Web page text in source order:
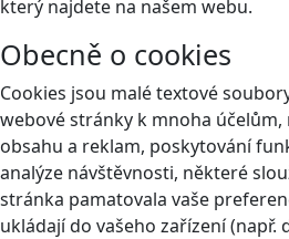
který najdete na našem webu.
Obecně o cookies
Cookies jsou malé textové
webové stránky k mnoha účelům,
obsahu a reklam, poskytování
analýze návštěvnosti, některé
stránka pamatovala vaše
ukládají do vašeho zařízení (např.